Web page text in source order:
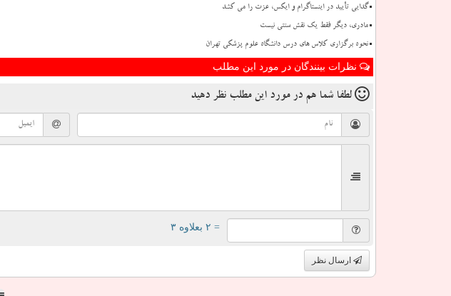
گدایی تأیید در اینستاگرام و ایکس، عزت را می کشد
مادری، دیگر فقط یک نقش سنتی نیست
نحوه برگزاری کلاس های درس دانشگاه علوم پزشکی تهران
نظرات بینندگان در مورد این مطلب
لطفا شما هم در مورد این مطلب نظر دهید
= ۲ بعلاوه ۳
ارسال نظر